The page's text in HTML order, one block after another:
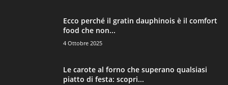
Ecco perché il gratin dauphinois è il comfort
food che non...
4 Ottobre 2025
Le carote al forno che superano qualsiasi
piatto di festa: scopri...